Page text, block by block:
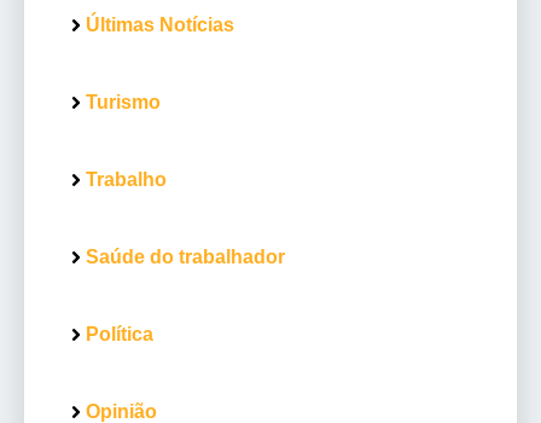
Últimas Notícias
Turismo
Trabalho
Saúde do trabalhador
Política
Opinião